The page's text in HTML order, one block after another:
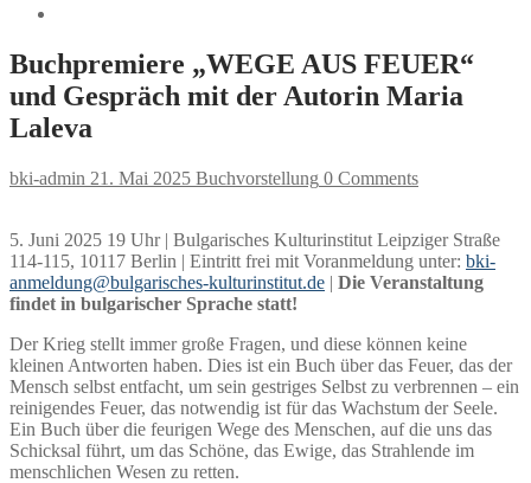
Buchpremiere „WEGE AUS FEUER“
und Gespräch mit der Autorin Maria
Laleva
bki-admin 21. Mai 2025 Buchvorstellung 0 Comments
5. Juni 2025 19 Uhr | Bulgarisches Kulturinstitut Leipziger Straße
114-115, 10117 Berlin | Eintritt frei mit Voranmeldung unter: bki-
anmeldung@bulgarisches-kulturinstitut.de | Die Veranstaltung
findet in bulgarischer Sprache statt!
Der Krieg stellt immer große Fragen, und diese können keine
kleinen Antworten haben. Dies ist ein Buch über das Feuer, das der
Mensch selbst entfacht, um sein gestriges Selbst zu verbrennen – ein
reinigendes Feuer, das notwendig ist für das Wachstum der Seele.
Ein Buch über die feurigen Wege des Menschen, auf die uns das
Schicksal führt, um das Schöne, das Ewige, das Strahlende im
menschlichen Wesen zu retten.